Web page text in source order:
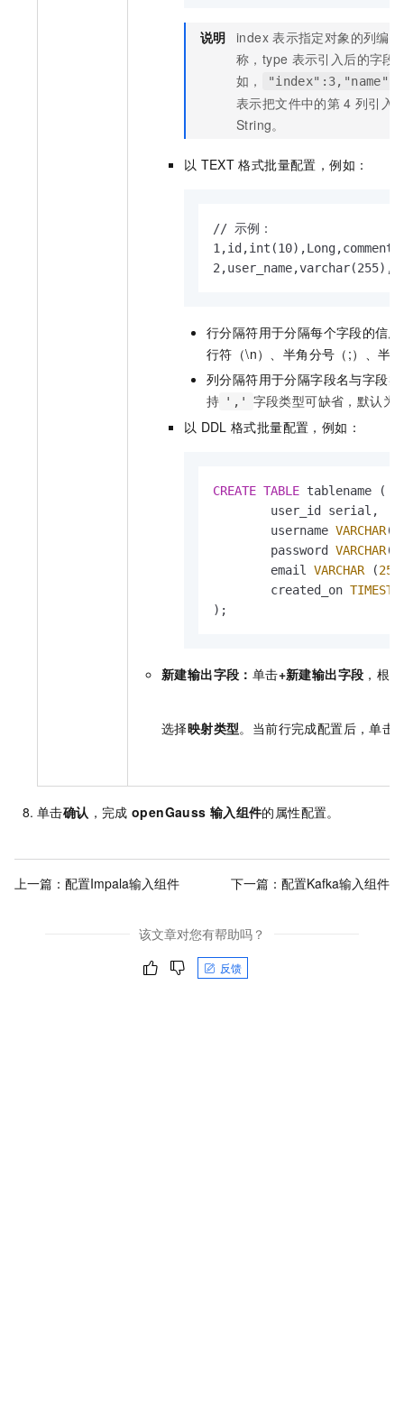
说明 index 表示指定对象的列编
称，type 表示引入后的字段
如，
表示把文件中的第 4 列引入
String。
以 TEXT 格式批量配置，例如：
// 示例：
1,id,int(10),Long,comment1
行分隔符用于分隔每个字段的信
行符（\n）、半角分号（;）、半
列分隔符用于分隔字段名与字段
持 ',' 字段类型可缺省，默认为
以 DDL 格式批量配置，例如：
CREATE TABLE tablename (
	username
VARCHAR(
	password
VARCHAR(
	email
VARCHAR (255
	created_on
);
新建输出字段： 单击+新建输出字段 ，根
选择映射类型。当前行完成配置后，单击
单击确认 ，完成 openGauss 输入组件的属性配置。
上一篇： 配置Impala输入组件 下一篇： 配置Kafka输入组件
该文章对您有帮助吗？
反馈